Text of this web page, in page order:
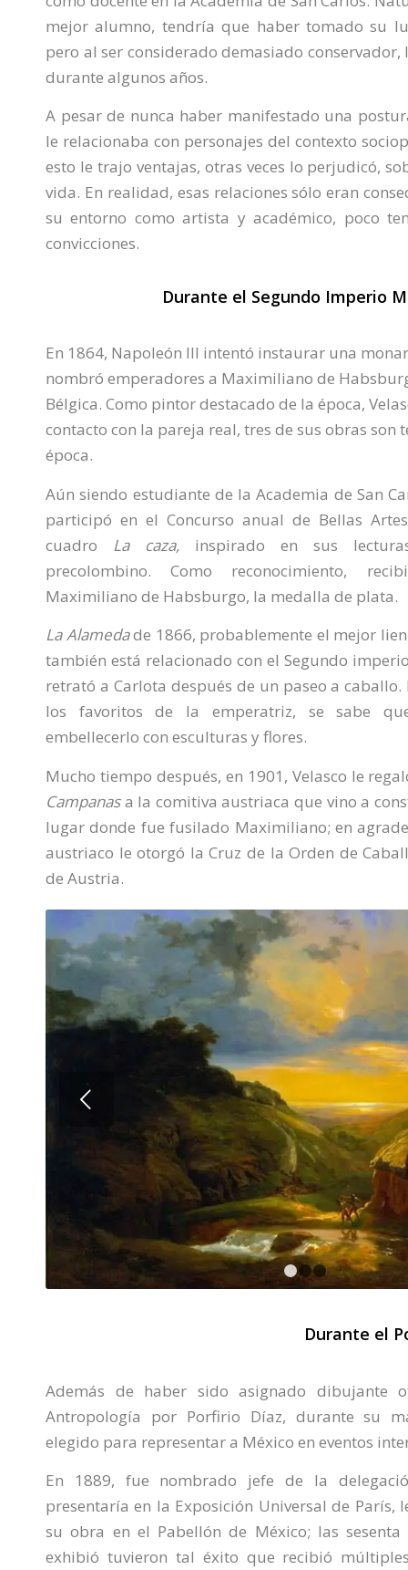
mejor alumno, tendría que haber tomado su
pero al ser considerado demasiado
durante algunos años.
A pesar de nunca haber manifestado una
le relacionaba con personajes del contexto
esto le trajo ventajas, otras veces lo perjudicó,
vida. En realidad, esas relaciones sólo eran
su entorno como artista y académico, poco
convicciones.
Durante el Segundo Imperio
En 1864, Napoleón III intentó instaurar una
nombró emperadores a Maximiliano de
Bélgica. Como pintor destacado de la época,
contacto con la pareja real, tres de sus obras son
época.
Aún siendo estudiante de la Academia de San
participó en el Concurso anual de Bellas
cuadro La caza, inspirado en sus
precolombino. Como reconocimiento,
Maximiliano de Habsburgo, la medalla de plata.
La Alamedade 1866, probablemente el mejor
también está relacionado con el Segundo
retrató a Carlota después de un paseo a
los favoritos de la emperatriz, se sabe
embellecerlo con esculturas y flores.
Mucho tiempo después, en 1901, Velasco le
Campanasa la comitiva austriaca que vino a
lugar donde fue fusilado Maximiliano; en
austriaco le otorgó la Cruz de la Orden de
de Austria.
Next
Durante el
Además de haber sido asignado dibujante
Antropología por Porfirio Díaz, durante su
elegido para representar a México en eventos
En 1889, fue nombrado jefe de la
presentaría en la Exposición Universal de París,
su obra en el Pabellón de México; las
exhibió tuvieron tal éxito que recibió